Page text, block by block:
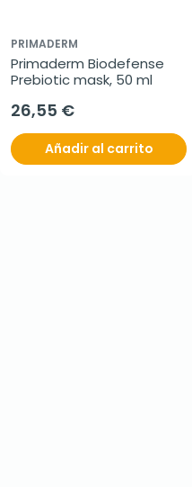
PRIMADERM
Primaderm Biodefense
Prebiotic mask, 50 ml
26,55 €
Añadir al carrito